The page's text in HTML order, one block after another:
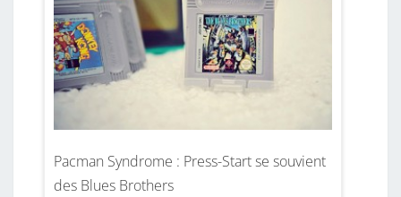
Pacman Syndrome : Press-Start se souvient
des Blues Brothers